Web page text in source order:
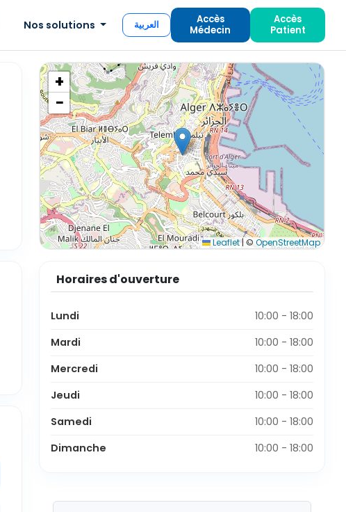
Nos solutions العربية
Accès
Médecin
Accès
Patient
+
−
Leaflet| © OpenStreetMap
Horaires d'ouverture
Lundi
10:00 - 18:00
Mardi
10:00 - 18:00
Mercredi
10:00 - 18:00
Jeudi
10:00 - 18:00
Samedi
10:00 - 18:00
Dimanche
10:00 - 18:00